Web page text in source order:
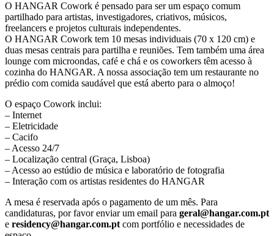
O HANGAR Cowork é pensado para ser um espaço comum
partilhado para artistas, investigadores, criativos, músicos,
freelancers e projetos culturais independentes.
O HANGAR Cowork tem 10 mesas individuais (70 x 120 cm) e
duas mesas centrais para partilha e reuniões. Tem também uma área
lounge com microondas, café e chá e os coworkers têm acesso à
cozinha do HANGAR. A nossa associação tem um restaurante no
prédio com comida saudável que está aberto para o almoço!
O espaço Cowork inclui:
– Internet
– Eletricidade
– Cacifo
– Acesso 24/7
– Localização central (Graça, Lisboa)
– Acesso ao estúdio de música e laboratório de fotografia
– Interação com os artistas residentes do HANGAR
A mesa é reservada após o pagamento de um mês. Para
candidaturas, por favor enviar um email para geral@hangar.com.pt
e residency@hangar.com.pt com portfólio e necessidades de